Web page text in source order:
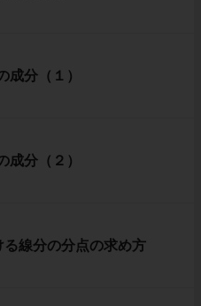
成分（１）
成分（２）
線分の分点の求め方